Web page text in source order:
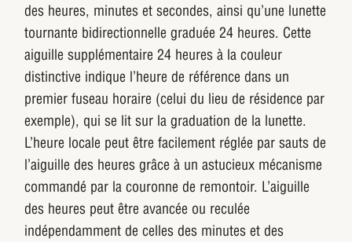
des heures, minutes et secondes, ainsi qu’une lunette
tournante bidirectionnelle graduée 24 heures. Cette
aiguille supplémentaire 24 heures à la couleur
distinctive indique l’heure de référence dans un
premier fuseau horaire (celui du lieu de résidence par
exemple), qui se lit sur la graduation de la lunette.
L’heure locale peut être facilement réglée par sauts de
l’aiguille des heures grâce à un astucieux mécanisme
commandé par la couronne de remontoir. L’aiguille
des heures peut être avancée ou reculée
indépendamment de celles des minutes et des